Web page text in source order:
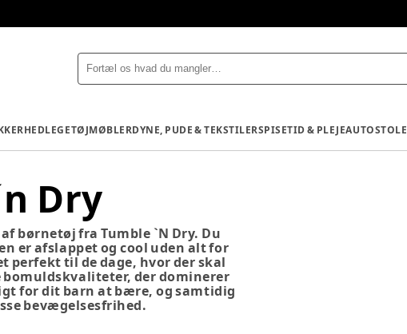
LEGETØJMØBLERDYNE, PUDE & TEKSTILERSPISETID & PLEJEAUTOSTOLE
Dry
børnetøj fra Tumble `N Dry. Du
er afslappet og cool uden alt for
perfekt til de dage, hvor der skal
der dominerer
for dit barn at bære, og samtidig
bevægelsesfrihed.